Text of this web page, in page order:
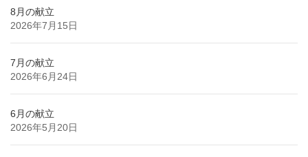
8月の献立
2026年7月15日
7月の献立
2026年6月24日
6月の献立
2026年5月20日